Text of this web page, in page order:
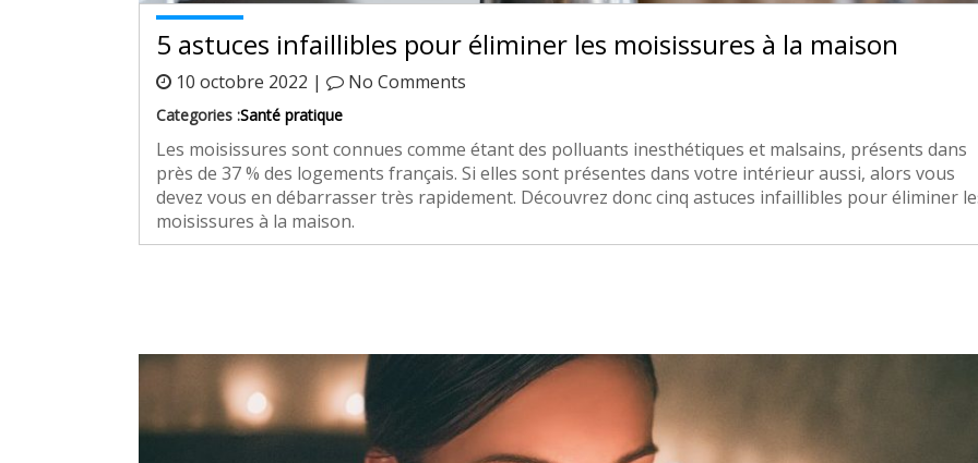
5 astuces infaillibles pour éliminer les moisissures à la maison
10 octobre 2022 | No Comments
Categories :Santé pratique
Les moisissures sont connues comme étant des polluants inesthétiques et malsains, présents dans
près de 37 % des logements français. Si elles sont présentes dans votre intérieur aussi, alors vous
devez vous en débarrasser très rapidement. Découvrez donc cinq astuces infaillibles pour éliminer
moisissures à la maison.